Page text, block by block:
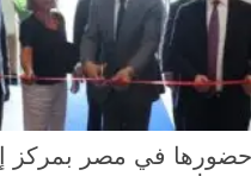
حضورها في مصر بمركز